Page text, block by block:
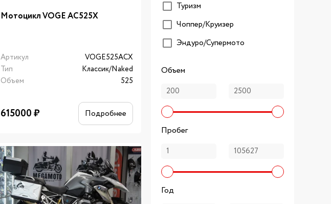
Мотоцикл VOGE AC525X
Артикул
VOGE525ACX
Тип
Классик/Naked
Объем
525
615000₽ Подробнее
Туризм
Чоппер/Круизер
Эндуро/Супермото
Объем
Пробег
Год